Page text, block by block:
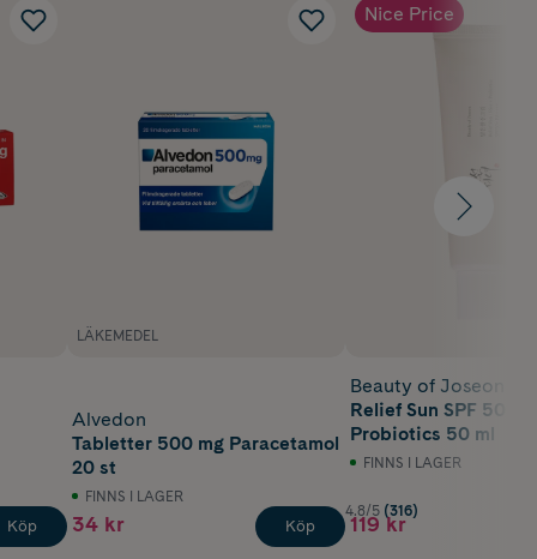
Köp
LÄKEMEDEL
Alvedon
Tabletter 500 mg Paracetamol
20 st
FINNS I LAGER
34 kr Köp
Nice Price
Beauty of Joseon
Relief Sun SPF 50
Probiotics 50 ml
FINNS I LAGER
4.8/5 (316)
119 kr